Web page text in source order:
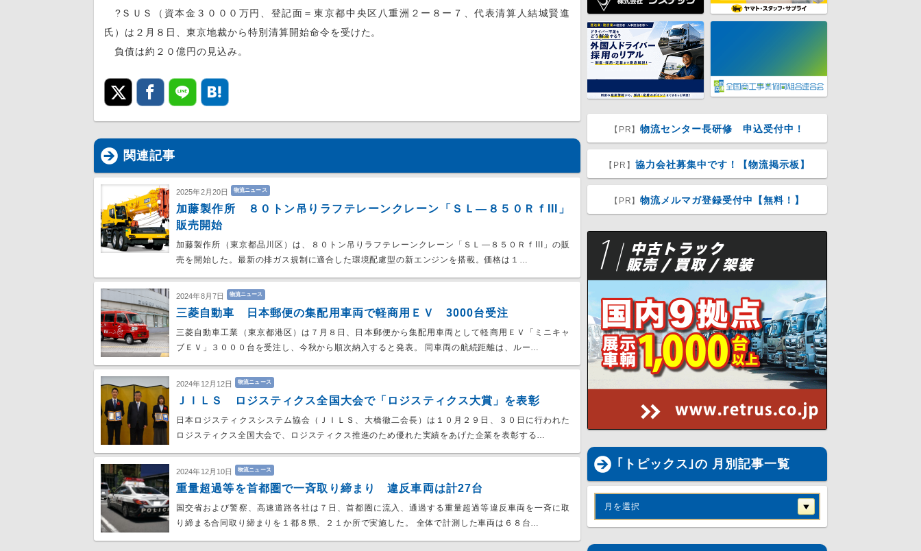
?ＳＵＳ（資本金３０００万円、登記面＝東京都中央区八重洲２ー８ー７、代表清算人結城賢進
氏）は２月８日、東京地裁から特別清算開始命令を受けた。
負債は約２０億円の見込み。
関連記事
2025年2月20日 物流ニュース
加藤製作所 ８０トン吊りラフテレーンクレーン「ＳＬ―８５０ＲｆIII」
販売開始
加藤製作所（東京都品川区）は、８０トン吊りラフテレーンクレーン「ＳＬ―８５０ＲｆIII」の販
売を開始した。最新の排ガス規制に適合した環境配慮型の新エンジンを搭載。価格は１…
2024年8月7日 物流ニュース
三菱自動車 日本郵便の集配用車両で軽商用ＥＶ 3000台受注
三菱自動車工業（東京都港区）は７月８日、日本郵便から集配用車両として軽商用ＥＶ「ミニキャ
ブＥＶ」３０００台を受注し、今秋から順次納入すると発表。 同車両の航続距離は、ルー…
2024年12月12日 物流ニュース
ＪＩＬＳ ロジスティクス全国大会で「ロジスティクス大賞」を表彰
日本ロジスティクスシステム協会（ＪＩＬＳ、大橋徹二会長）は１０月２９日、３０日に行われた
ロジスティクス全国大会で、ロジスティクス推進のため優れた実績をあげた企業を表彰する…
2024年12月10日 物流ニュース
重量超過等を首都圏で一斉取り締まり 違反車両は計27台
国交省および警察、高速道路各社は７日、首都圏に流入、通過する重量超過等違反車両を一斉に取
り締まる合同取り締まりを１都８県、２１か所で実施した。 全体で計測した車両は６８台…
【PR】物流センター長研修 申込受付中！
【PR】 協力会社募集中です！【物流掲示板】
【PR】物流メルマガ登録受付中【無料！】
｢トピックス｣の 月別記事一覧
月を選択